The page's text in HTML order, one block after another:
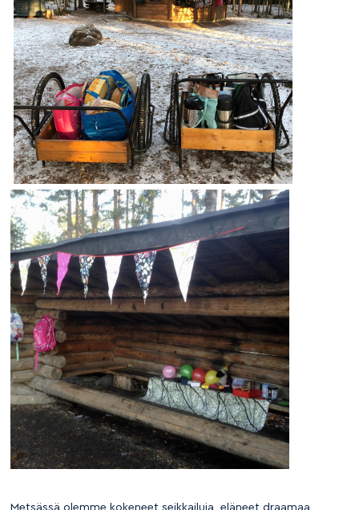
Metsässä olemme kokeneet seikkailuja, eläneet draamaa,